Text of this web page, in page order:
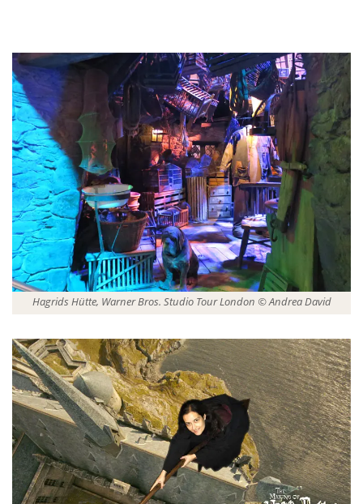
Hagrids Hütte, Warner Bros. Studio Tour London © Andrea David